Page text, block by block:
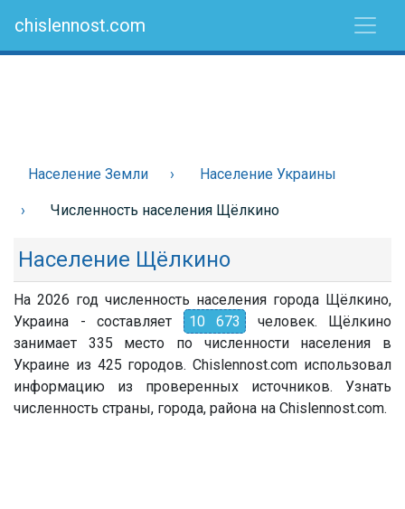
chislennost.com
Население Земли Население Украины
Численность населения Щёлкино
Население Щёлкино
На 2026 год численность населения города Щёлкино,
Украина - составляет
10 673
человек. Щёлкино
занимает 335 место по численности населения в
Украине из 425 городов. Chislennost.com использовал
информацию из проверенных источников. Узнать
численность страны, города, района на Chislennost.com.